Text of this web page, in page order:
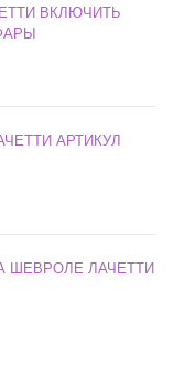
ВКЛЮЧИТЬ
АРТИКУЛ
ШЕВРОЛЕ ЛАЧЕТТИ